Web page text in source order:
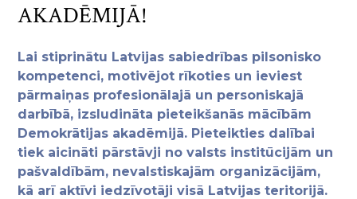
AKADĒMIJĀ!
Lai stiprinātu Latvijas sabiedrības pilsonisko
kompetenci, motivējot rīkoties un ieviest
pārmaiņas profesionālajā un personiskajā
darbībā, izsludināta pieteikšanās mācībām
Demokrātijas akadēmijā. Pieteikties dalībai
tiek aicināti pārstāvji no valsts institūcijām un
pašvaldībām, nevalstiskajām organizācijām,
kā arī aktīvi iedzīvotāji visā Latvijas teritorijā.